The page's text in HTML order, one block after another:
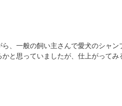
、一般の飼い主さんで愛犬のシャン
と思っていましたが、仕上がってみ